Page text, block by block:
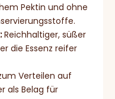
Pektin und ohne
Reichhaltiger, süßer
die Essenz reifer
Verteilen auf
als Belag für